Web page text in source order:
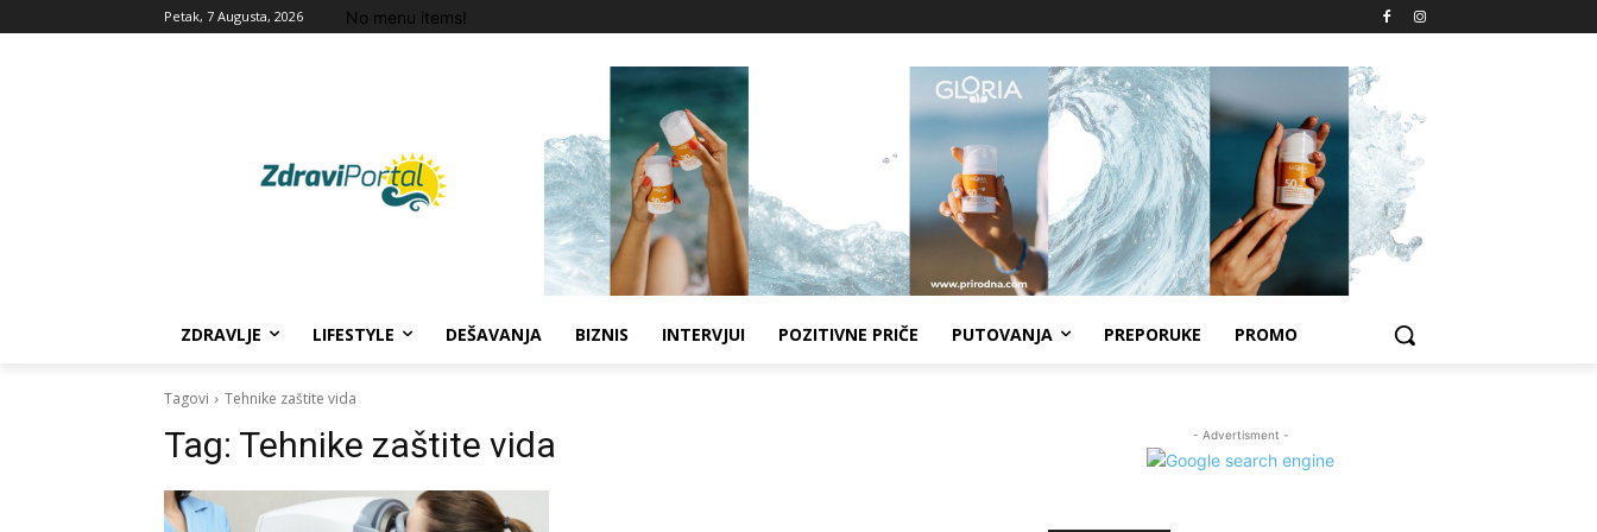
Petak, 7 Augusta, 2026 No menu items!
ZDRAVLJE LIFESTYLE DEŠAVANJA BIZNIS INTERVJUI POZITIVNE PRIČE PUTOVANJA PREPORUKE PROMO
Tagovi Tehnike zaštite vida
Tag: Tehnike zaštite vida - Advertisment -